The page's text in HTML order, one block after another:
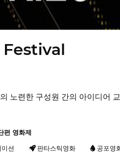
노련한 구성원 간의 아이디어
편 영화제
션 판타스틱영화 공포영